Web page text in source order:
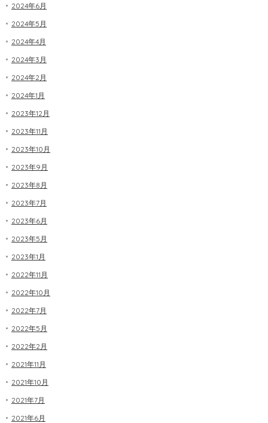
2024年6月
2024年5月
2024年4月
2024年3月
2024年2月
2024年1月
2023年12月
2023年11月
2023年10月
2023年9月
2023年8月
2023年7月
2023年6月
2023年5月
2023年1月
2022年11月
2022年10月
2022年7月
2022年5月
2022年2月
2021年11月
2021年10月
2021年7月
2021年6月